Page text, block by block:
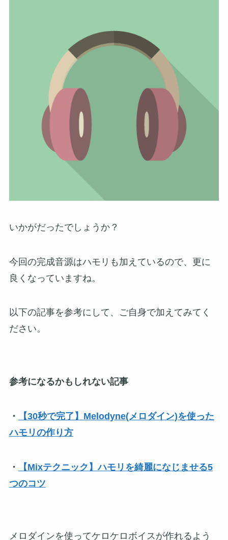
いかがだったでしょうか？
今回の完成音源はハモリも加えているので、更に
良くなっていますね。
以下の記事を参考にして、ご自身で加えてみてく
ださい。
参考になるかもしれない記事
・
【30秒で完了】Melodyne(メロダイン)を使った
ハモリの作り方
・
【Mixテクニック】ハモリを綺麗になじませる5
つのコツ
メロダインを使ってケロケロボイスが作れるよう